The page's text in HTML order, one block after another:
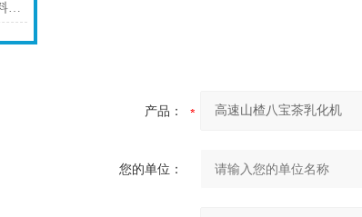
氧化铝水性浆料分散机材质对浆料金属离子污染的控制介绍
产品：
您的单位：